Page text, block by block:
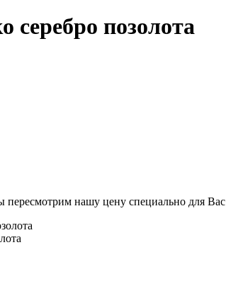
позолота
нашу цену специально для Вас